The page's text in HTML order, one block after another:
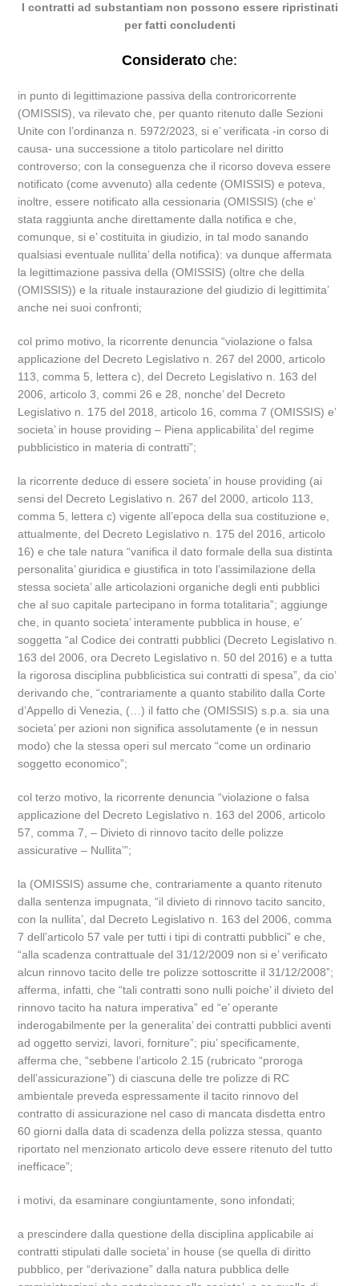
I contratti ad substantiam non possono essere ripristinati
per fatti concludenti
Considerato che:
in punto di legittimazione passiva della controricorrente
(OMISSIS), va rilevato che, per quanto ritenuto dalle Sezioni
Unite con l’ordinanza n. 5972/2023, si e’ verificata -in corso di
causa- una successione a titolo particolare nel diritto
controverso; con la conseguenza che il ricorso doveva essere
notificato (come avvenuto) alla cedente (OMISSIS) e poteva,
inoltre, essere notificato alla cessionaria (OMISSIS) (che e’
stata raggiunta anche direttamente dalla notifica e che,
comunque, si e’ costituita in giudizio, in tal modo sanando
qualsiasi eventuale nullita’ della notifica): va dunque affermata
la legittimazione passiva della (OMISSIS) (oltre che della
(OMISSIS)) e la rituale instaurazione del giudizio di legittimita’
anche nei suoi confronti;
col primo motivo, la ricorrente denuncia “violazione o falsa
applicazione del Decreto Legislativo n. 267 del 2000, articolo
113, comma 5, lettera c), del Decreto Legislativo n. 163 del
2006, articolo 3, commi 26 e 28, nonche’ del Decreto
Legislativo n. 175 del 2018, articolo 16, comma 7 (OMISSIS) e’
societa’ in house providing – Piena applicabilita’ del regime
pubblicistico in materia di contratti”;
la ricorrente deduce di essere societa’ in house providing (ai
sensi del Decreto Legislativo n. 267 del 2000, articolo 113,
comma 5, lettera c) vigente all’epoca della sua costituzione e,
attualmente, del Decreto Legislativo n. 175 del 2016, articolo
16) e che tale natura “vanifica il dato formale della sua distinta
personalita’ giuridica e giustifica in toto l’assimilazione della
stessa societa’ alle articolazioni organiche degli enti pubblici
che al suo capitale partecipano in forma totalitaria”; aggiunge
che, in quanto societa’ interamente pubblica in house, e’
soggetta “al Codice dei contratti pubblici (Decreto Legislativo n.
163 del 2006, ora Decreto Legislativo n. 50 del 2016) e a tutta
la rigorosa disciplina pubblicistica sui contratti di spesa”, da cio’
derivando che, “contrariamente a quanto stabilito dalla Corte
d’Appello di Venezia, (…) il fatto che (OMISSIS) s.p.a. sia una
societa’ per azioni non significa assolutamente (e in nessun
modo) che la stessa operi sul mercato “come un ordinario
soggetto economico”;
col terzo motivo, la ricorrente denuncia “violazione o falsa
applicazione del Decreto Legislativo n. 163 del 2006, articolo
57, comma 7, – Divieto di rinnovo tacito delle polizze
assicurative – Nullita’”;
la (OMISSIS) assume che, contrariamente a quanto ritenuto
dalla sentenza impugnata, “il divieto di rinnovo tacito sancito,
con la nullita’, dal Decreto Legislativo n. 163 del 2006, comma
7 dell’articolo 57 vale per tutti i tipi di contratti pubblici” e che,
“alla scadenza contrattuale del 31/12/2009 non si e’ verificato
alcun rinnovo tacito delle tre polizze sottoscritte il 31/12/2008”;
afferma, infatti, che “tali contratti sono nulli poiche’ il divieto del
rinnovo tacito ha natura imperativa” ed “e’ operante
inderogabilmente per la generalita’ dei contratti pubblici aventi
ad oggetto servizi, lavori, forniture”; piu’ specificamente,
afferma che, “sebbene l’articolo 2.15 (rubricato “proroga
dell’assicurazione”) di ciascuna delle tre polizze di RC
ambientale preveda espressamente il tacito rinnovo del
contratto di assicurazione nel caso di mancata disdetta entro
60 giorni dalla data di scadenza della polizza stessa, quanto
riportato nel menzionato articolo deve essere ritenuto del tutto
inefficace”;
i motivi, da esaminare congiuntamente, sono infondati;
a prescindere dalla questione della disciplina applicabile ai
contratti stipulati dalle societa’ in house (se quella di diritto
pubblico, per “derivazione” dalla natura pubblica delle